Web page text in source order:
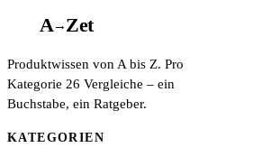
A→Zet
Produktwissen von A bis Z. Pro
Kategorie 26 Vergleiche – ein
Buchstabe, ein Ratgeber.
KATEGORIEN